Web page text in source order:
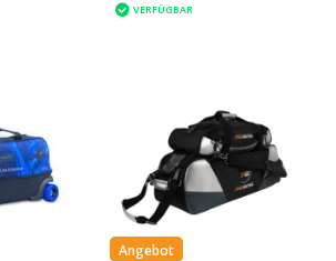
VERFÜGBAR
Angebot